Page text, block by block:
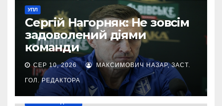
УПЛ
Сергій Нагорняк: Не зовсім
задоволений діями
команди
СЕР 10, 2026 МАКСИМОВИЧ НАЗАР, ЗАСТ.
ГОЛ. РЕДАКТОРА